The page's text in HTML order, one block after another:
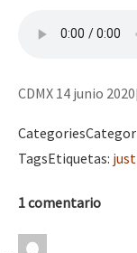
CDMX 14 junio
Categories
TagsEtiquetas:
1 comentario